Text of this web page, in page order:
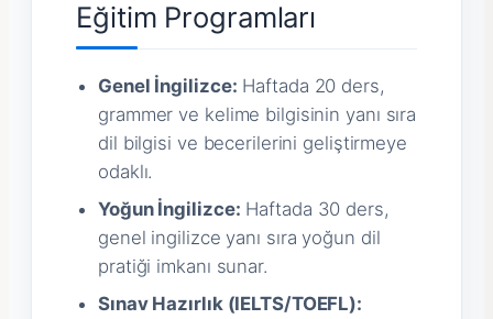
Eğitim Programları
Genel İngilizce: Haftada 20 ders,
grammer ve kelime bilgisinin yanı sıra
dil bilgisi ve becerilerini geliştirmeye
odaklı.
Yoğun İngilizce: Haftada 30 ders,
genel ingilizce yanı sıra yoğun dil
pratiği imkanı sunar.
Sınav Hazırlık (IELTS/TOEFL):